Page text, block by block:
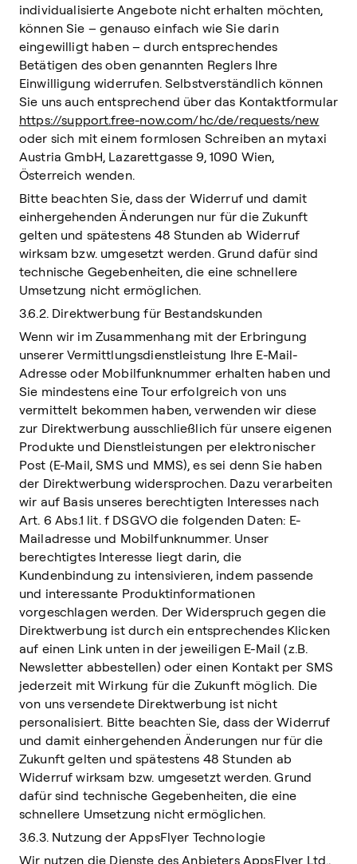
individualisierte Angebote nicht erhalten möchten,
können Sie – genauso einfach wie Sie darin
eingewilligt haben – durch entsprechendes
Betätigen des oben genannten Reglers Ihre
Einwilligung widerrufen. Selbstverständlich können
Sie uns auch entsprechend über das Kontaktformular
https://support.free-now.com/hc/de/requests/new
oder sich mit einem formlosen Schreiben an mytaxi
Austria GmbH, Lazarettgasse 9, 1090 Wien,
Österreich wenden.
Bitte beachten Sie, dass der Widerruf und damit
einhergehenden Änderungen nur für die Zukunft
gelten und spätestens 48 Stunden ab Widerruf
wirksam bzw. umgesetzt werden. Grund dafür sind
technische Gegebenheiten, die eine schnellere
Umsetzung nicht ermöglichen.
3.6.2. Direktwerbung für Bestandskunden
Wenn wir im Zusammenhang mit der Erbringung
unserer Vermittlungsdienstleistung Ihre E-Mail-
Adresse oder Mobilfunknummer erhalten haben und
Sie mindestens eine Tour erfolgreich von uns
vermittelt bekommen haben, verwenden wir diese
zur Direktwerbung ausschließlich für unsere eigenen
Produkte und Dienstleistungen per elektronischer
Post (E-Mail, SMS und MMS), es sei denn Sie haben
der Direktwerbung widersprochen. Dazu verarbeiten
wir auf Basis unseres berechtigten Interesses nach
Art. 6 Abs.1 lit. f DSGVO die folgenden Daten: E-
Mailadresse und Mobilfunknummer. Unser
berechtigtes Interesse liegt darin, die
Kundenbindung zu intensivieren, indem passende
und interessante Produktinformationen
vorgeschlagen werden. Der Widerspruch gegen die
Direktwerbung ist durch ein entsprechendes Klicken
auf einen Link unten in der jeweiligen E-Mail (z.B.
Newsletter abbestellen) oder einen Kontakt per SMS
jederzeit mit Wirkung für die Zukunft möglich. Die
von uns versendete Direktwerbung ist nicht
personalisiert. Bitte beachten Sie, dass der Widerruf
und damit einhergehenden Änderungen nur für die
Zukunft gelten und spätestens 48 Stunden ab
Widerruf wirksam bzw. umgesetzt werden. Grund
dafür sind technische Gegebenheiten, die eine
schnellere Umsetzung nicht ermöglichen.
3.6.3. Nutzung der AppsFlyer Technologie
Wir nutzen die Dienste des Anbieters AppsFlyer Ltd.,